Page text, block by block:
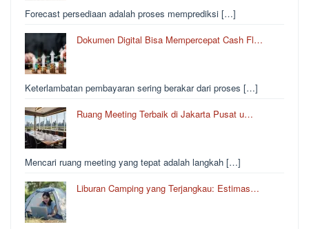
Forecast persediaan adalah proses memprediksi […]
Dokumen Digital Bisa Mempercepat Cash Fl…
Keterlambatan pembayaran sering berakar dari proses […]
Ruang Meeting Terbaik di Jakarta Pusat u…
Mencari ruang meeting yang tepat adalah langkah […]
Liburan Camping yang Terjangkau: Estimas…